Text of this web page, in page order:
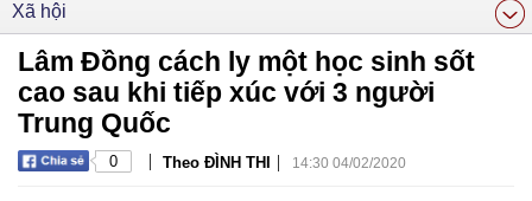
Xã hội
Lâm Đồng cách ly một học sinh sốt
cao sau khi tiếp xúc với 3 người
Trung Quốc
0 | Theo ĐÌNH THI | 14:30 04/02/2020